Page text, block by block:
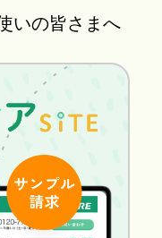
いの皆さまへ